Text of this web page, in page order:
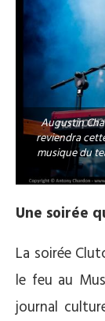
Augustin
reviendra
musique du
Une soirée
La soirée
le feu au
journal